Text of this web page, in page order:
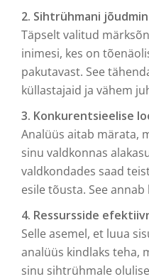
2. Sihtrühmani
Täpselt valitud
inimesi, kes on
pakutavast. See
küllastajaid ja vähem
3. Konkurentsieelise
Analüüs aitab märata,
sinu valdkonnas
valdkondades saad
esile tõusta. See
4. Ressursside
Selle asemel, et luua
analüüs kindlaks teha,
sinu sihtrühmale